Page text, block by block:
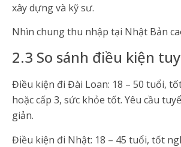
xây dựng và kỹ sư.
Nhìn chung thu nhập tại Nhật Bản
2.3 So sánh điều kiện
Điều kiện đi Đài Loan: 18 – 50 tuổi,
hoặc cấp 3, sức khỏe tốt. Yêu cầu
giản.
Điều kiện đi Nhật: 18 – 45 tuổi, tốt